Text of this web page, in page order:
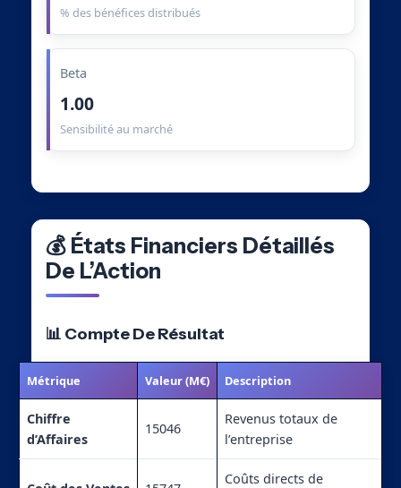
% des bénéfices distribués
Beta
1.00
Sensibilité au marché
💰 États Financiers Détaillés
De L’Action
📊 Compte De Résultat
Métrique Valeur (M€) Description
Chiffre
d’Affaires
15046
Revenus totaux de
l’entreprise
Coûts directs de